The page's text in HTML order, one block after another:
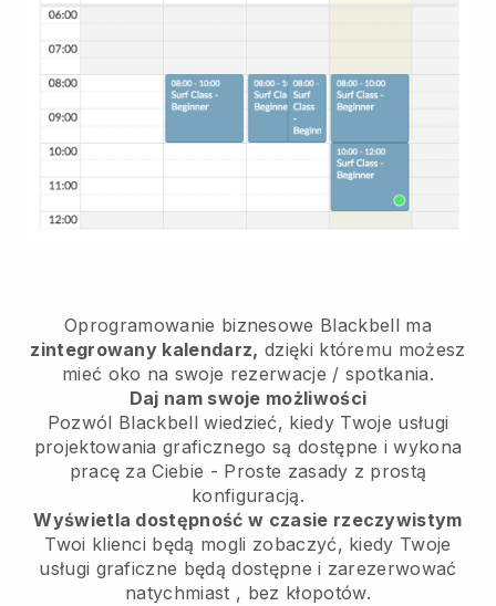
Oprogramowanie biznesowe Blackbell ma
zintegrowany kalendarz, dzięki któremu możesz
mieć oko na swoje rezerwacje / spotkania.
Daj nam swoje możliwości
Pozwól Blackbell wiedzieć, kiedy Twoje usługi
projektowania graficznego są dostępne i wykona
pracę za Ciebie - Proste zasady z prostą
konfiguracją.
Wyświetla dostępność w czasie rzeczywistym
Twoi klienci będą mogli zobaczyć, kiedy Twoje
usługi graficzne będą dostępne i zarezerwować
natychmiast , bez kłopotów.